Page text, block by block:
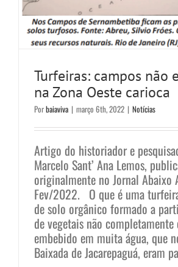
Turfeiras: campos não
na Zona Oeste carioca
Porbaiaviva | março 6th, 2022 | Notícias
Artigo do historiador e
Marcelo Sant’ Ana Lemos,
originalmente no Jornal Abaixo
Fev/2022. O que é uma
de solo orgânico formado a
de vegetais não completamente
embebido em muita água, que
Baixada de Jacarepaguá, eram
Luta pelas
Conservação na